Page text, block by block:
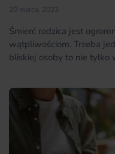
20 marca, 2023
Śmierć rodzica jest
wątpliwościom. Trzeba
bliskiej osoby to nie tylko